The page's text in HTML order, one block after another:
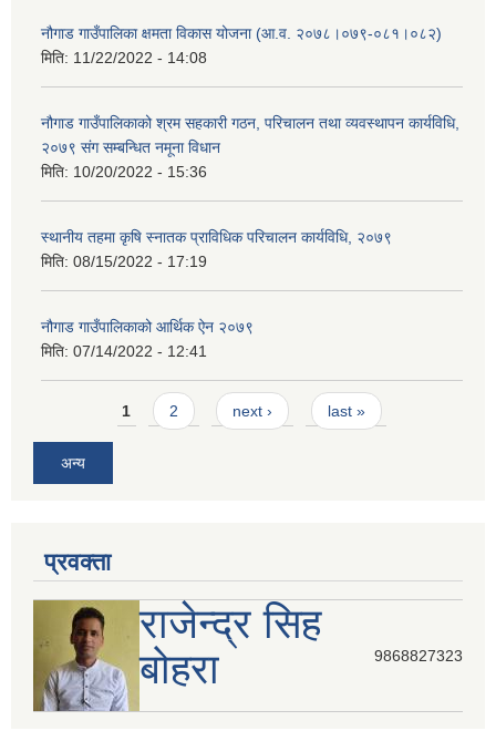
नौगाड गाउँपालिका क्षमता विकास योजना (आ.व. २०७८।०७९-०८१।०८२)
मिति: 11/22/2022 - 14:08
नौगाड गाउँपालिकाको श्रम सहकारी गठन, परिचालन तथा व्यवस्थापन कार्यविधि,
२०७९ संग सम्बन्धित नमूना विधान
मिति: 10/20/2022 - 15:36
स्थानीय तहमा कृषि स्नातक प्राविधिक परिचालन कार्यविधि, २०७९
मिति: 08/15/2022 - 17:19
नौगाड गाउँपालिकाको आर्थिक ऐन २०७९
मिति: 07/14/2022 - 12:41
Pages1 2 next › last »
अन्य
प्रवक्ता
राजेन्द्र सिह
बोहरा
9868827323